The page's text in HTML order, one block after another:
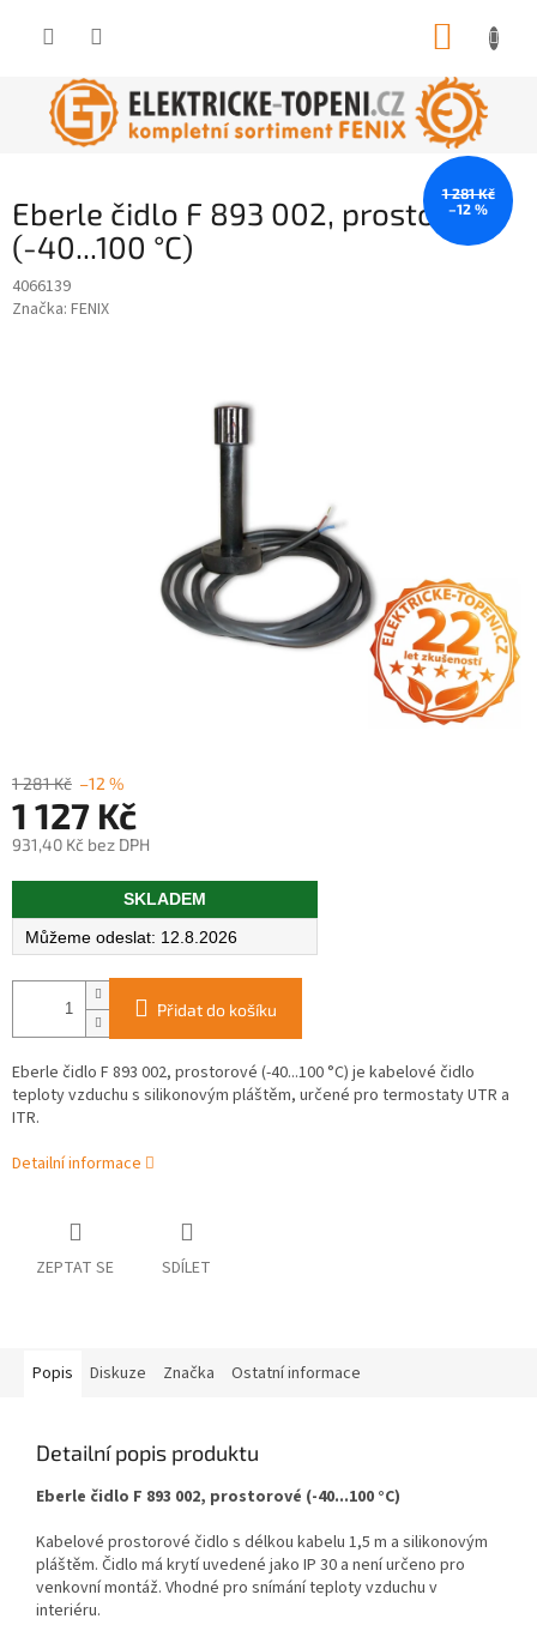
Eberle čidlo F 893 002, prostorové
(-40...100 °C)
4066139
Značka: FENIX
1 281 Kč
–12 %
1 281 Kč –12 %
1 127 Kč
931,40 Kč bez DPH
Měrná
SKLADEM
12.8.2026
Přidat do košíku
Eberle čidlo F 893 002, prostorové (-40...100 °C) je kabelové čidlo
teploty vzduchu s silikonovým pláštěm, určené pro termostaty UTR a
ITR.
Detailní informace
ZEPTAT SE SDÍLET
Popis Diskuze Značka Ostatní informace
Detailní popis produktu
Eberle čidlo F 893 002, prostorové (-40...100 °C)
Kabelové prostorové čidlo s délkou kabelu 1,5 m a silikonovým
pláštěm. Čidlo má krytí uvedené jako IP 30 a není určeno pro
venkovní montáž. Vhodné pro snímání teploty vzduchu v
interiéru.